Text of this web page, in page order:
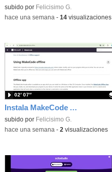
Contenido educativo.
subido por Felicisimo G.
-hace una semana - 14visualizaciones
Instala MakeCode Arcade offline para programar grandes juegos sin necesidad de Internet
Contenido educativo.
subido por Felicisimo G.
02′ 07″
-hace una semana - 2 visualizaciones